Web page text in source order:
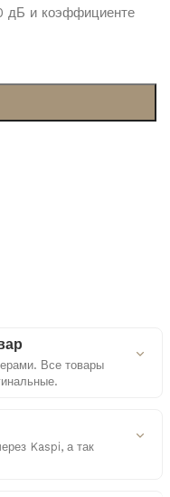
дБ и коэффициенте
Все товары
Kaspi, а так